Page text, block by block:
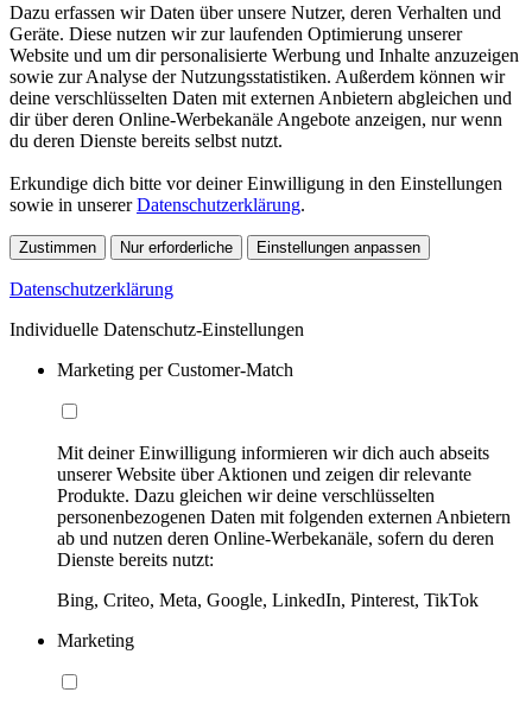
Dazu erfassen wir Daten über unsere Nutzer, deren Verhalten und
Geräte. Diese nutzen wir zur laufenden Optimierung unserer
Website und um dir personalisierte Werbung und Inhalte anzuzeigen
sowie zur Analyse der Nutzungsstatistiken. Außerdem können wir
deine verschlüsselten Daten mit externen Anbietern abgleichen und
dir über deren Online-Werbekanäle Angebote anzeigen, nur wenn
du deren Dienste bereits selbst nutzt.
Erkundige dich bitte vor deiner Einwilligung in den Einstellungen
sowie in unsererDatenschutzerklärung.
Zustimmen Nur erforderliche Einstellungen anpassen
Datenschutzerklärung
Individuelle Datenschutz-Einstellungen
Marketing per Customer-Match
Mit deiner Einwilligung informieren wir dich auch abseits
unserer Website über Aktionen und zeigen dir relevante
Produkte. Dazu gleichen wir deine verschlüsselten
personenbezogenen Daten mit folgenden externen Anbietern
ab und nutzen deren Online-Werbekanäle, sofern du deren
Dienste bereits nutzt:
Bing, Criteo, Meta, Google, LinkedIn, Pinterest, TikTok
Marketing